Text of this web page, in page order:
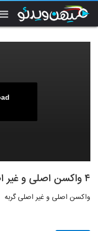
۴ واکسن اصلی و غیر اصلی گربه
واکسن اصلی و غیر اصلی گربه